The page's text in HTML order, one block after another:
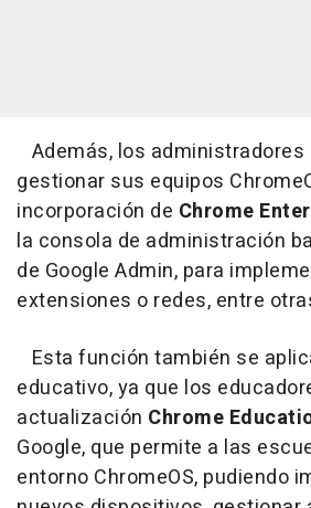
Además, los administradores
gestionar sus equipos
incorporación de Chrome
la consola de administración
de Google Admin, para
extensiones o redes, entre
Esta función también se
educativo, ya que los
actualización Chrome
Google, que permite a las
entorno ChromeOS, pudiendo